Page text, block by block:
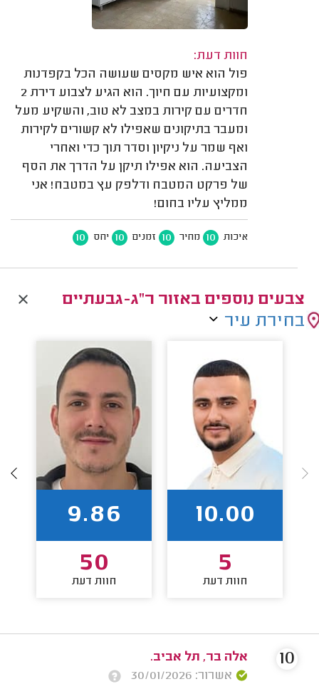
חוות דעת:
פול הוא איש מקסים שעושה הכל בקפדנות
ומקצועיות עם חיוך. הוא הגיע לצבוע דירת 2
חדרים עם קירות במצב לא טוב, והשקיע מעל
ומעבר בתיקונים שאפילו לא קשורים לקירות
ואף שמר על ניקיון וסדר תוך כדי ואחרי
הצביעה. הוא אפילו תיקן על הדרך את הסף
של פרקט המטבח ודלפק עץ במטבח! אני
ממליץ עליו בחום!
איכות 10 מחיר 10 זמנים 10 יחס 10
צבעים נוספים באזור ר"ג-גבעתיים
בחירת עיר
10.00
5
חוות דעת
9.86
50
חוות דעת
אלה בר, תל אביב.
אשרור: 30/01/2026
10